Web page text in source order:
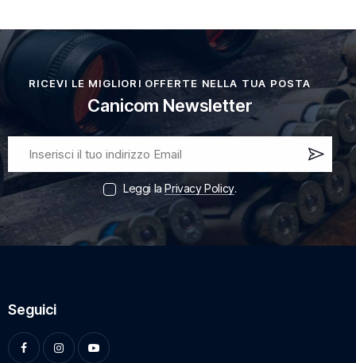
RICEVI LE MIGLIORI OFFERTE NELLA TUA POSTA
Canicom Newsletter
Iscri
vi
ora!
Leggi la Privacy Policy.
Seguici